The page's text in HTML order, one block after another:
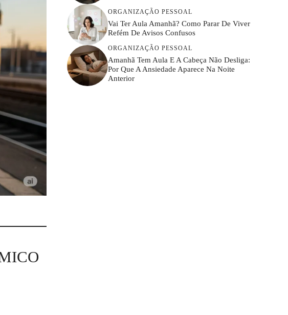
ORGANIZAÇÃO PESSOAL
Vai Ter Aula Amanhã? Como Parar De Viver
Refém De Avisos Confusos
ORGANIZAÇÃO PESSOAL
Amanhã Tem Aula E A Cabeça Não Desliga:
Por Que A Ansiedade Aparece Na Noite
Anterior